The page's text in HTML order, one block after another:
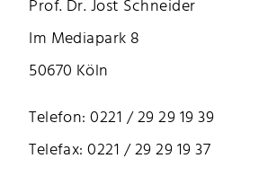
Prof. Dr. Jost Schneider
Im Mediapark 8
50670 Köln
Telefon: 0221 / 29 29 19 39
Telefax: 0221 / 29 29 19 37